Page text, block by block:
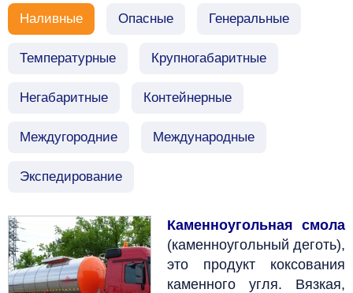
Наливные Опасные Генеральные
Температурные Крупногабаритные
Негабаритные Контейнерные
Междугородние Международные
Экспедирование
Каменноугольная смола
(каменноугольный деготь),
это продукт коксования
каменного угля. Вязкая,